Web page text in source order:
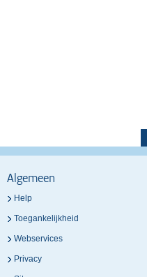
Algemeen
Help
Toegankelijkheid
Webservices
Privacy